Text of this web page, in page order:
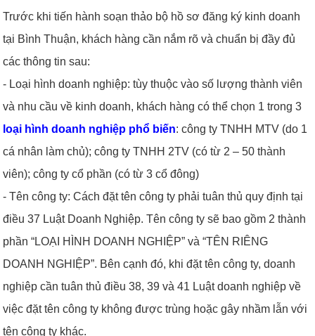
Trước khi tiến hành soạn thảo bộ hồ sơ đăng ký kinh doanh
tại Bình Thuận, khách hàng cần nắm rõ và chuẩn bị đầy đủ
các thông tin sau:
- Loại hình doanh nghiệp: tùy thuộc vào số lượng thành viên
và nhu cầu về kinh doanh, khách hàng có thể chọn 1 trong 3
loại hình doanh nghiệp phổ biến: công ty TNHH MTV (do 1
cá nhân làm chủ); công ty TNHH 2TV (có từ 2 – 50 thành
viên); công ty cổ phần (có từ 3 cổ đông)
- Tên công ty: Cách đặt tên công ty phải tuân thủ quy định tại
điều 37 Luật Doanh Nghiệp. Tên công ty sẽ bao gồm 2 thành
phần “LOẠI HÌNH DOANH NGHIỆP” và “TÊN RIÊNG
DOANH NGHIỆP”. Bên cạnh đó, khi đặt tên công ty, doanh
nghiệp cần tuân thủ điều 38, 39 và 41 Luật doanh nghiệp về
việc đặt tên công ty không được trùng hoặc gây nhầm lẫn với
tên công ty khác.